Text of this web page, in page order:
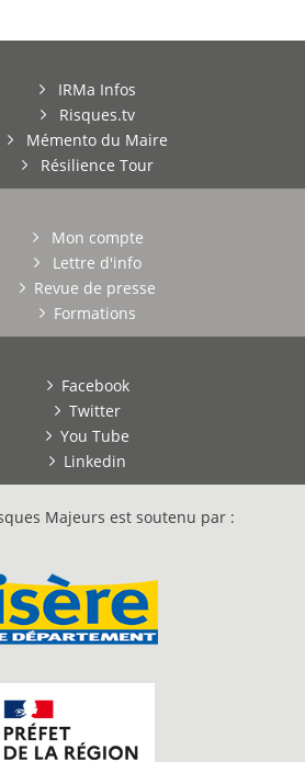
IRMa Infos
Risques.tv
Mémento du Maire
Résilience Tour
Mon compte
Lettre d'info
Revue de presse
Formations
Facebook
Twitter
You Tube
Linkedin
Majeurs est soutenu par :